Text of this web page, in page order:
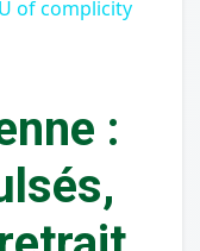
of complicity
: